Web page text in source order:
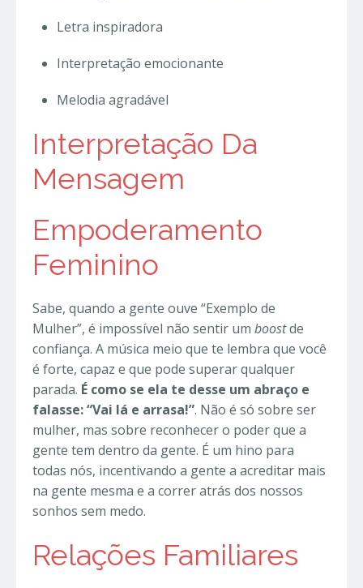
Letra inspiradora
Interpretação emocionante
Melodia agradável
Interpretação Da
Mensagem
Empoderamento
Feminino
Sabe, quando a gente ouve “Exemplo de
Mulher”, é impossível não sentir um boostde
confiança. A música meio que te lembra que você
é forte, capaz e que pode superar qualquer
parada. É como se ela te desse um abraço e
falasse: “Vai lá e arrasa!”. Não é só sobre ser
mulher, mas sobre reconhecer o poder que a
gente tem dentro da gente. É um hino para
todas nós, incentivando a gente a acreditar mais
na gente mesma e a correr atrás dos nossos
sonhos sem medo.
Relações Familiares